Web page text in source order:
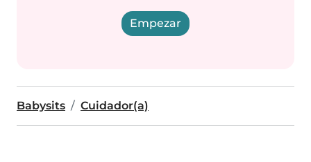
Empezar
Babysits Cuidador(a)